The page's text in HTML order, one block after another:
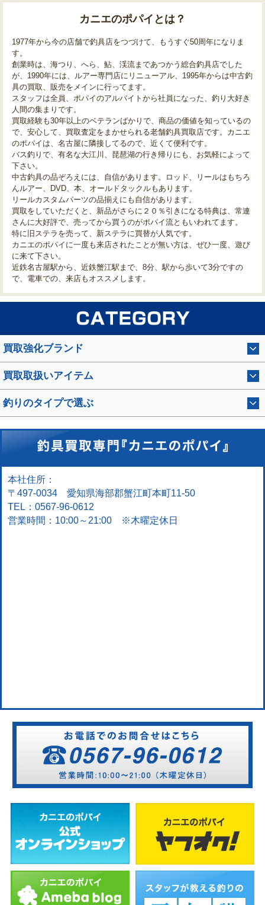
カニエのポパイとは？
1977年から今の店舗で釣具店をつづけて、もうすぐ50周年になりま
す。
創業時は、海つり、へら、鮎、渓流まであつかう総合釣具店でした
が、1990年には、ルアー専門店にリニューアル、1995年からは中古釣
具の買取、販売をメインに行ってます。
スタッフは全員、ポパイのアルバイトから社員になった、釣り大好き
人間の集まりです。
買取経験も30年以上のベテランばかりで、商品の価値を知っているの
で、安心して、買取査定をまかせられる老舗釣具買取店です。カニエ
のポパイは、名古屋に隣接してるので、近くて便利です。
バス釣りで、有名な大江川、琵琶湖の行き帰りにも、お気軽によって
下さい。
中古釣具の品ぞろえには、自信があります。ロッド、リールはもちろ
んルアー、DVD、本、オールドタックルもあります。
リールカスタムパーツの品揃えにも自信があります。
買取をしていただくと、新品がさらに２０％引きになる特典は、常連
さんに大好評で、売ってから買うのがポパイ流ともいわれてます。
特に旧ステラを売って、新ステラに買替が人気です。
カニエのポパイに一度も来店されたことが無い方は、ぜひ一度、遊び
に来て下さい。
近鉄名古屋駅から、近鉄蟹江駅まで、8分、駅から歩いて3分ですの
で、電車での、来店もオススメします。
買取強化ブランド
買取取扱いアイテム
釣りのタイプで選ぶ
本社住所：
〒497-0034 愛知県海部郡蟹江町本町11-50
TEL：0567-96-0612
営業時間：10:00～21:00 ※木曜定休日